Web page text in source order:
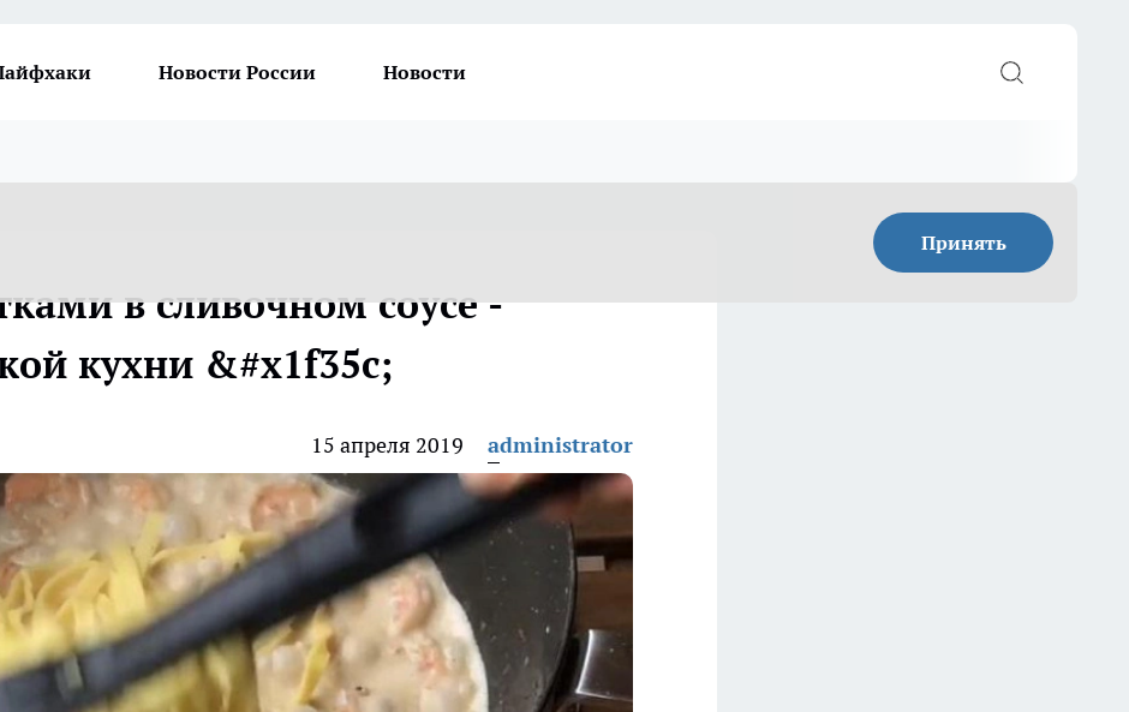
Новости России Новости
Принять
в сливочном соусе -
кухни &#x1f35c;
15 апреля 2019 administrator